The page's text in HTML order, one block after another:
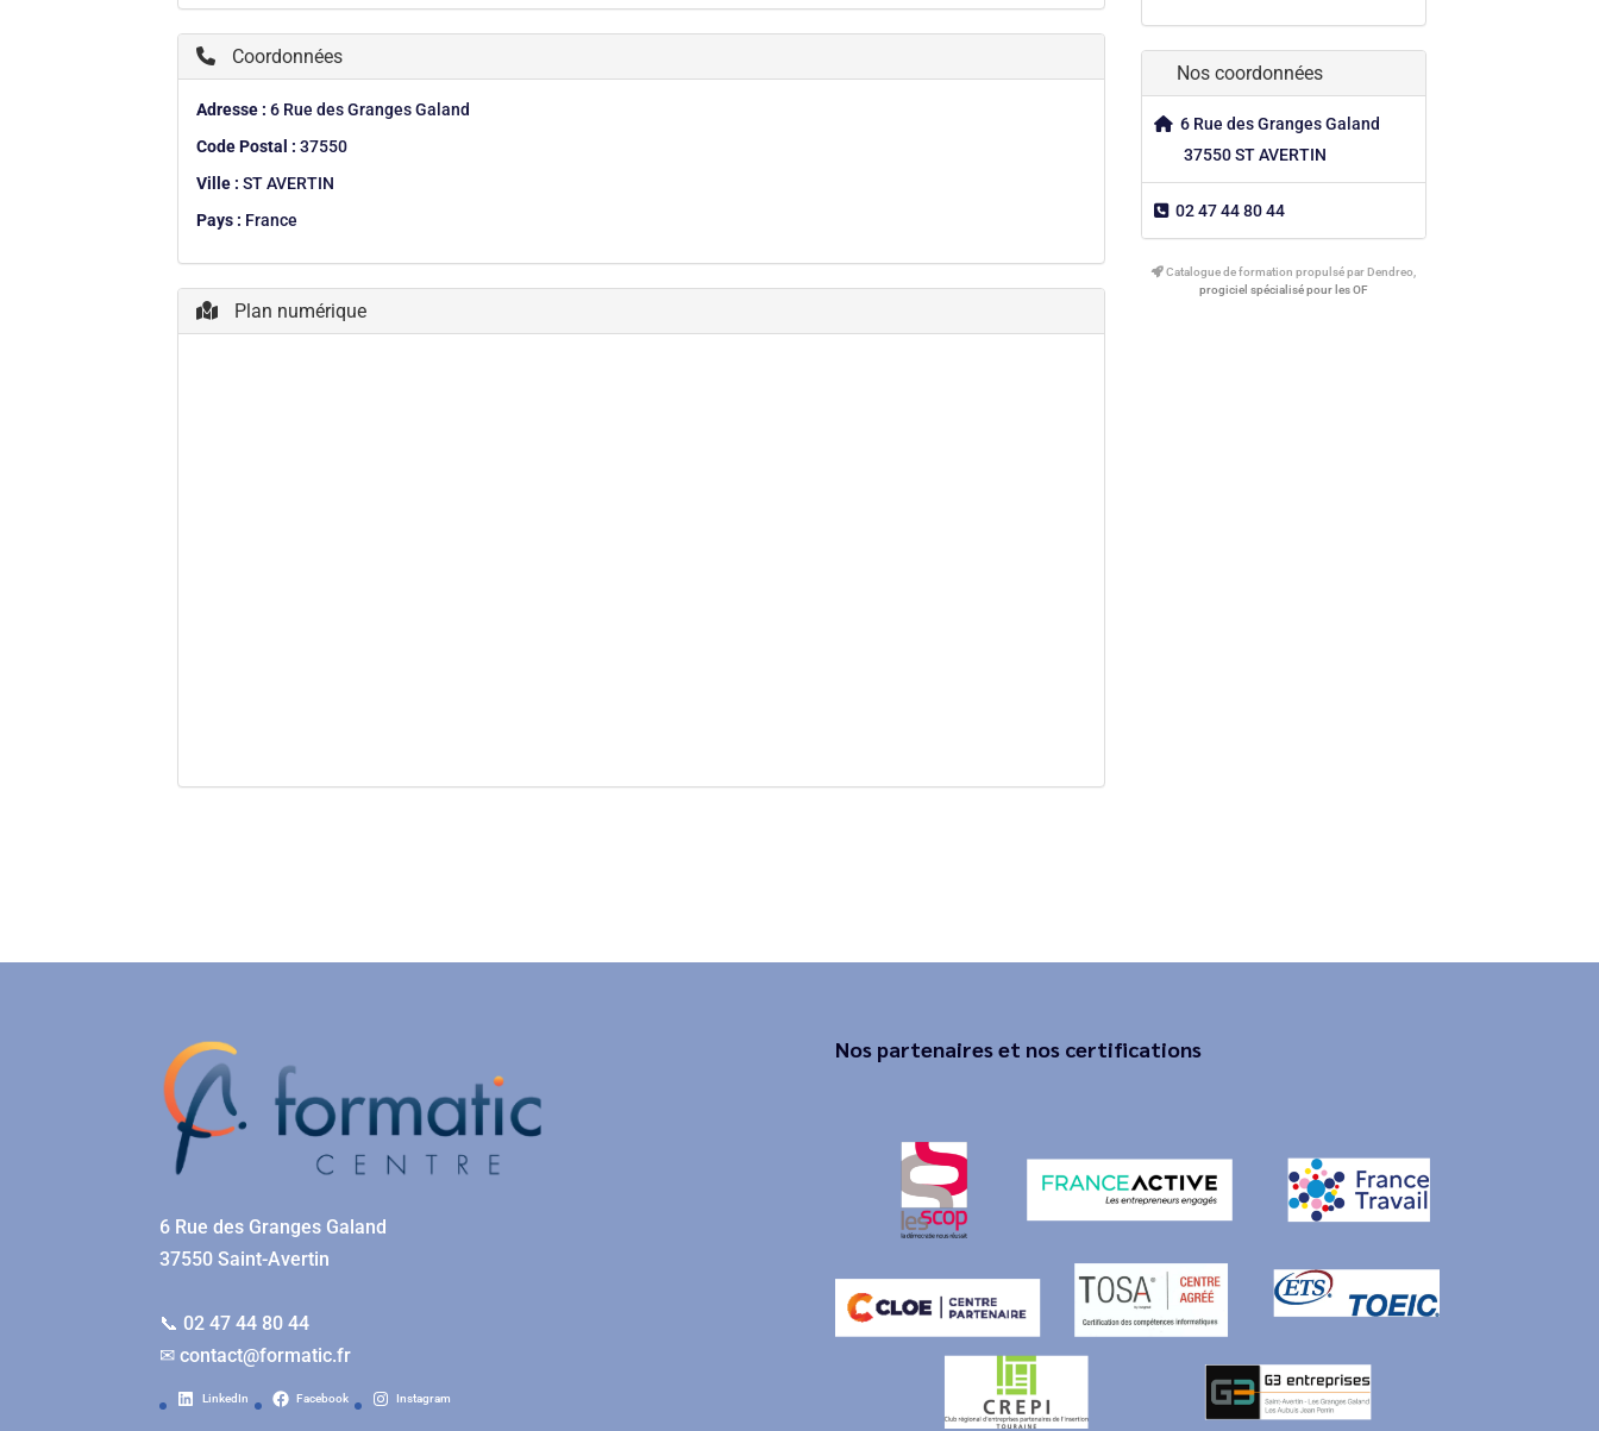
Coordonnées
Adresse :6 Rue des Granges Galand
Code Postal :37550
Ville :ST AVERTIN
Pays : France
Plan numérique
Nos coordonnées
6 Rue des Granges Galand
37550 ST AVERTIN
02 47 44 80 44
Catalogue de formation propulsé par Dendreo,
progiciel spécialisé pour les OF
6 Rue des Granges Galand
37550 Saint-Avertin
📞 02 47 44 80 44
✉contact@formatic.fr
LinkedIn Facebook Instagram
Nos partenaires et nos certifications